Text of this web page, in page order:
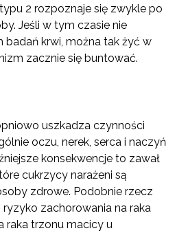
2 rozpoznaje się zwykle po
Jeśli w tym czasie nie
badań krwi, można tak żyć w
zacznie się buntować.
uszkadza czynności
oczu, nerek, serca i naczyń
konsekwencje to zawał
cukrzycy narażeni są
zdrowe. Podobnie rzecz
zachorowania na raka
raka trzonu macicy u